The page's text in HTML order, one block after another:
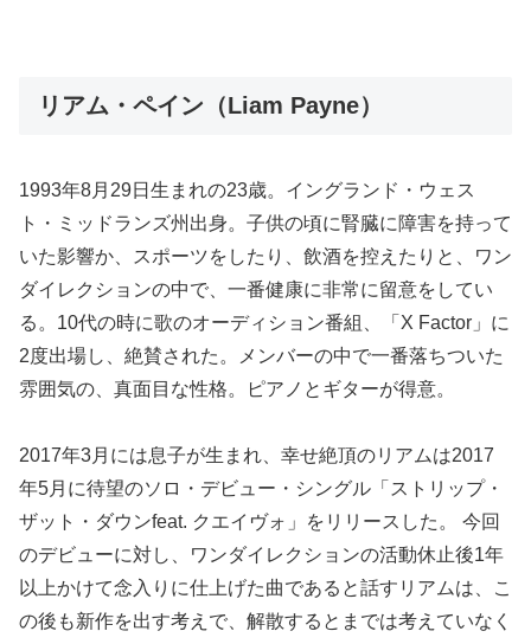
リアム・ペイン（Liam Payne）
1993年8月29日生まれの23歳。イングランド・ウェス
ト・ミッドランズ州出身。子供の頃に腎臓に障害を持って
いた影響か、スポーツをしたり、飲酒を控えたりと、ワン
ダイレクションの中で、一番健康に非常に留意をしてい
る。10代の時に歌のオーディション番組、「X Factor」に
2度出場し、絶賛された。メンバーの中で一番落ちついた
雰囲気の、真面目な性格。ピアノとギターが得意。
2017年3月には息子が生まれ、幸せ絶頂のリアムは2017
年5月に待望のソロ・デビュー・シングル「ストリップ・
ザット・ダウンfeat. クエイヴォ」をリリースした。 今回
のデビューに対し、ワンダイレクションの活動休止後1年
以上かけて念入りに仕上げた曲であると話すリアムは、こ
の後も新作を出す考えで、解散するとまでは考えていなく